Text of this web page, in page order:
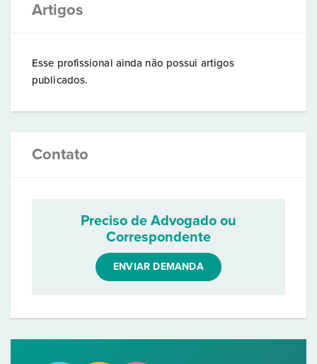
Artigos
Esse profissional ainda não possui artigos
publicados.
Contato
Preciso de Advogado ou
Correspondente
ENVIAR DEMANDA